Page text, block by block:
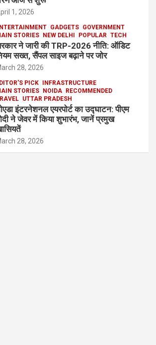
1, 2026
GADGETS GOVERNMENT
STORIES
NEW DELHI POPULAR TECH
ने जारी की TRP-2026 नीति: ऑडिट
सख्त, सैंपल साइज बढ़ाने पर जोर
28, 2026
PICK
INFRASTRUCTURE
STORIES
NOIDA
RECOMMENDED
UTTAR PRADESH
इंटरनेशनल एयरपोर्ट का उद्घाटन: पीएम
ने जेवर में किया शुभारंभ, जानें प्रमुख
28, 2026